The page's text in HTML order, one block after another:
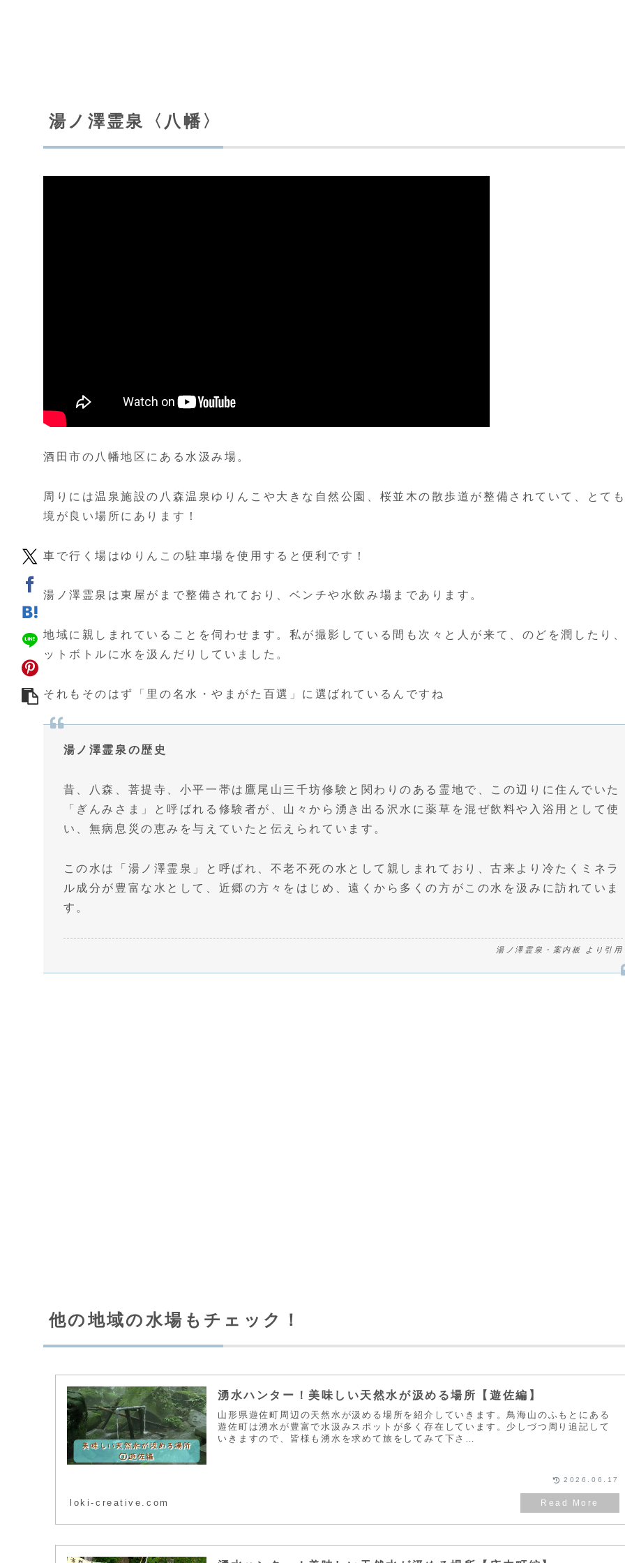
湯ノ澤霊泉〈八幡〉
酒田市の八幡地区にある水汲み場。
周りには温泉施設の 八森温泉ゆりんこ や大きな自然公園、桜並木の散歩道が整備されていて、とて
境が良い場所にあります！
車で行く場はゆりんこの駐車場を使用すると便利です！
湯ノ澤霊泉 は東屋がまで整備されており、ベンチや水飲み場まであります。
地域に親しまれていることを伺わせます。私が撮影している間も次々と人が来て、のどを潤したり
ットボトルに水を汲んだりしていました。
それもそのはず「 里の名水・やまがた百選 」に選ばれているんですね
湯ノ澤霊泉の歴史
昔、八森、菩提寺、小平一帯は鷹尾山三千坊修験と関わりのある霊地で、この辺りに住んでいた
「ぎんみさま」と呼ばれる修験者が、山々から湧き出る沢水に薬草を混ぜ飲料や入浴用として使
い、無病息災の恵みを与えていたと伝えられています。
この水は「湯ノ澤霊泉」と呼ばれ、不老不死の水として親しまれており、古来より冷たくミネラ
ル成分が豊富な水として、近郷の方々をはじめ、遠くから多くの方がこの水を汲みに訪れていま
す。
湯ノ澤霊泉・案内板 より引用
他の地域の水場もチェック！
湧水ハンター！美味しい天然水が汲める場所【遊佐編】
山形県遊佐町周辺の天然水が汲める場所を紹介していきます。鳥海山のふもとにある
遊佐町は湧水が豊富で水汲みスポットが多く存在しています。少しづつ周り追記して
いきますので、皆様も湧水を求めて旅をしてみて下さ…
loki-creative.com
2026.06.17